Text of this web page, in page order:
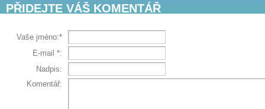
PŘIDEJTE VÁŠ KOMENTÁŘ
Vaše jméno:*
E-mail *:
Nadpis:
Komentář: